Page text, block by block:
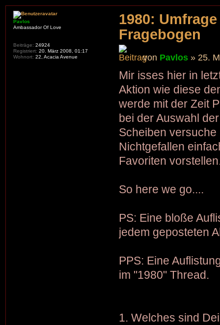
1980:
Fragebogen
von Pavlos » 25.
Mir isses hier in
Aktion wie diese
werde mit der Zeit
bei der Auswahl
Scheiben
Nichtgefallen
Favoriten
So here we go....
PS: Eine bloße
jedem geposteten
PPS: Eine
im "1980" Thread.
1. Welches sind
Pavlos
Ambassador Of Love
Beiträge: 24924
Registriert: 20. März 2008, 01:17
Wohnort: 22, Acacia Avenue